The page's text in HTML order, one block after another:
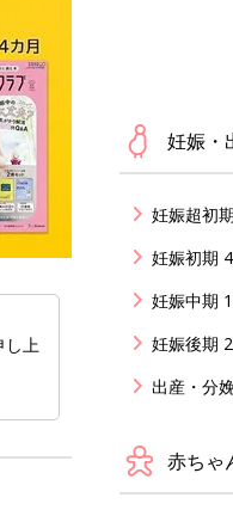
し上
妊娠・
妊娠超初
妊娠初期
妊娠中期
妊娠後期
出産・分
赤ちゃ